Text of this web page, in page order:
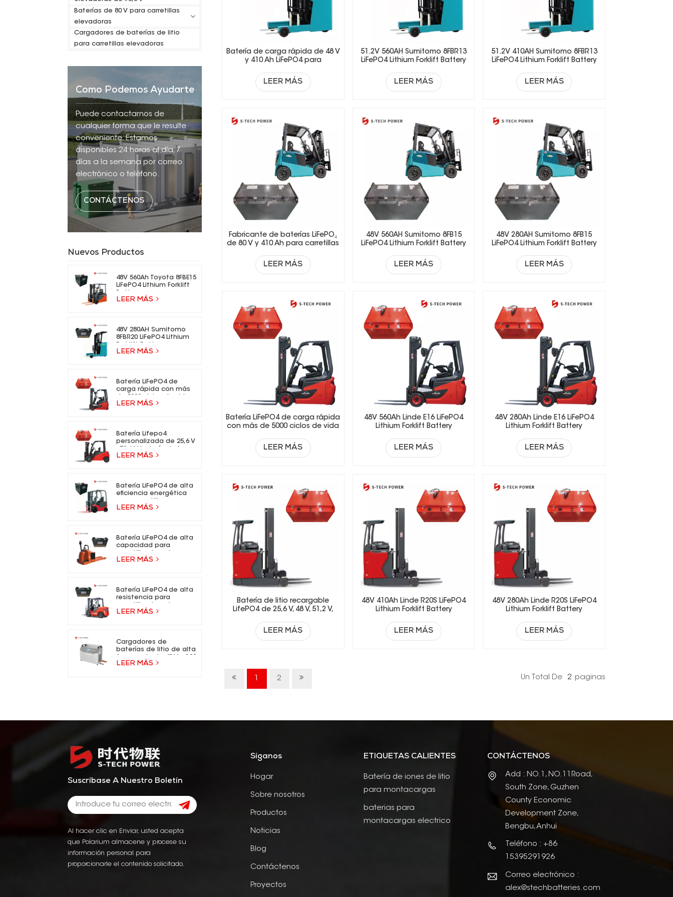
Baterías de 80 V para carretillas
elevadoras
Cargadores de baterías de litio
para carretillas elevadoras
Como Podemos Ayudarte
Puede contactarnos de
cualquier forma que le resulte
conveniente. Estamos
disponibles 24 horas al día, 7
días a la semana por correo
electrónico o teléfono.
CONTÁCTENOS
Nuevos Productos
48V 560Ah Toyota 8FBE15
LiFePO4 Lithium Forklift
LEER MÁS
48V 280AH Sumitomo
8FBR20 LiFePO4 Lithium
LEER MÁS
Batería LiFePO4 de
carga rápida con más
para carretillas
LEER MÁS
Batería Lifepo4
personalizada de 25,6 V
de litio para carretillas
LEER MÁS
Batería LiFePO4 de alta
eficiencia energética
elevadora eléctrica
LEER MÁS
Batería LiFePO4 de alta
capacidad para
eléctrica
LEER MÁS
Batería LiFePO4 de alta
resistencia para
eléctrica
LEER MÁS
Cargadores de
baterías de litio de alta
A para carretillas
LEER MÁS
Batería de carga rápida de 48 V
y 410 Ah LiFePO4 para
operaciones en múltiples
turnos.
LEER MÁS
51.2V 560AH Sumitomo 8FBR13
LiFePO4 Lithium Forklift Battery
LEER MÁS
51.2V 410AH Sumitomo 8FBR13
LiFePO4 Lithium Forklift Battery
LEER MÁS
Fabricante de baterías LiFePO₄
de 80 V y 410 Ah para carretillas
LEER MÁS
48V 560AH Sumitomo 8FB15
LiFePO4 Lithium Forklift Battery
LEER MÁS
48V 280AH Sumitomo 8FB15
LiFePO4 Lithium Forklift Battery
LEER MÁS
Batería LiFePO4 de carga rápida
con más de 5000 ciclos de vida
eléctricas.
LEER MÁS
48V 560Ah Linde E16 LiFePO4
Lithium Forklift Battery
LEER MÁS
48V 280Ah Linde E16 LiFePO4
Lithium Forklift Battery
LEER MÁS
Batería de litio recargable
LifePO4 de 25,6 V, 48 V, 51,2 V,
elevadoras eléctricas.
LEER MÁS
48V 410Ah Linde R20S LiFePO4
Lithium Forklift Battery
LEER MÁS
48V 280Ah Linde R20S LiFePO4
Lithium Forklift Battery
LEER MÁS
1 2 Un Total De 2 Paginas
Suscríbase A Nuestro Boletín
Al hacer clic en Enviar, usted acepta
que Polarium almacene y procese su
información personal para
proporcionarle el contenido solicitado.
Síganos
Hogar
Sobre nosotros
Productos
Noticias
Blog
Contáctenos
Proyectos
ETIQUETAS CALIENTES
Batería de iones de litio
para montacargas
baterias para
montacargas electrico
CONTÁCTENOS
Add : NO.1, NO.11Road,
South Zone, Guzhen
County Economic
Development Zone,
Bengbu, Anhui
Teléfono : +86
15395291926
Correo electrónico :
alex@stechbatteries.com